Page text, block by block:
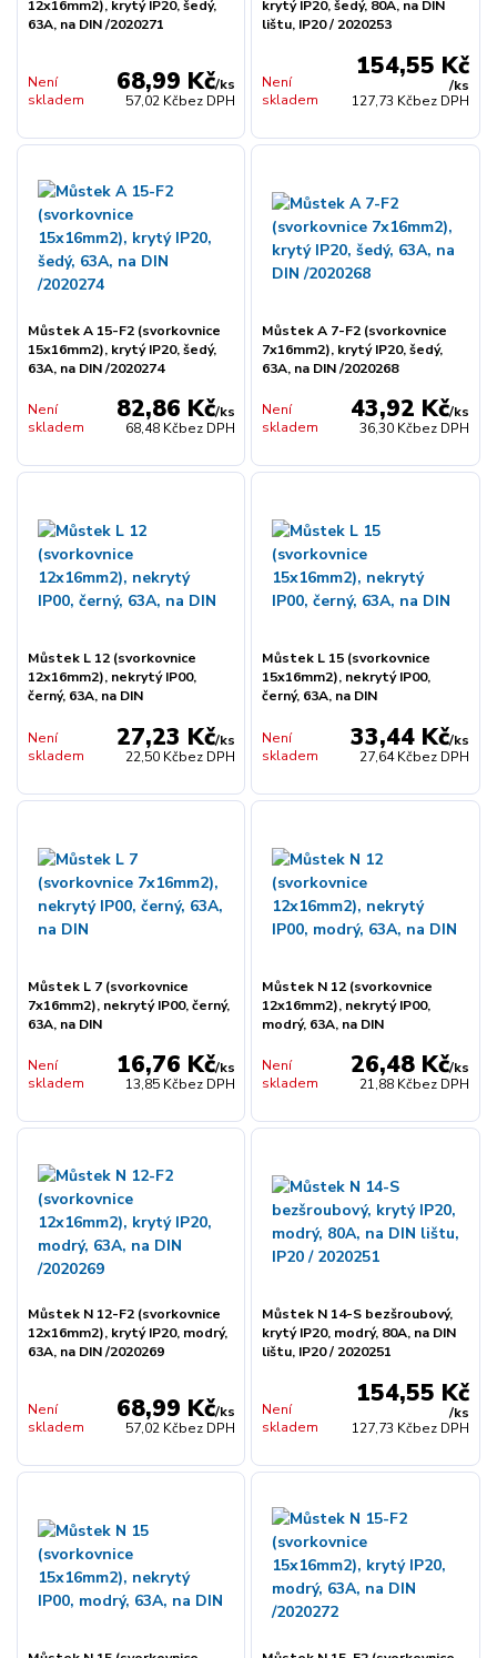
12x16mm2), krytý IP20, šedý,
63A, na DIN /2020271
68,99 Kč/ks
57,02 Kčbez DPH
Není
skladem
krytý IP20, šedý, 80A, na DIN
lištu, IP20 / 2020253
154,55 Kč
/ks
127,73 Kčbez DPH
Není
skladem
Můstek A 15-F2 (svorkovnice
15x16mm2), krytý IP20, šedý,
63A, na DIN /2020274
82,86 Kč/ks
68,48 Kčbez DPH
Není
skladem
Můstek A 7-F2 (svorkovnice
7x16mm2), krytý IP20, šedý,
63A, na DIN /2020268
43,92 Kč/ks
36,30 Kčbez DPH
Není
skladem
Můstek L 12 (svorkovnice
12x16mm2), nekrytý IP00,
černý, 63A, na DIN
27,23 Kč/ks
22,50 Kčbez DPH
Není
skladem
Můstek L 15 (svorkovnice
15x16mm2), nekrytý IP00,
černý, 63A, na DIN
33,44 Kč/ks
27,64 Kčbez DPH
Není
skladem
Můstek L 7 (svorkovnice
7x16mm2), nekrytý IP00, černý,
63A, na DIN
16,76 Kč/ks
13,85 Kčbez DPH
Není
skladem
Můstek N 12 (svorkovnice
12x16mm2), nekrytý IP00,
modrý, 63A, na DIN
26,48 Kč/ks
21,88 Kčbez DPH
Není
skladem
Můstek N 12-F2 (svorkovnice
12x16mm2), krytý IP20, modrý,
63A, na DIN /2020269
68,99 Kč/ks
57,02 Kčbez DPH
Není
skladem
Můstek N 14-S bezšroubový,
krytý IP20, modrý, 80A, na DIN
lištu, IP20 / 2020251
154,55 Kč
/ks
127,73 Kčbez DPH
Není
skladem